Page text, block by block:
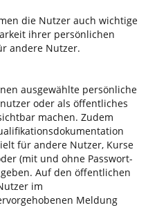
die Nutzer auch wichtige
ihrer persönlichen
andere Nutzer.
ausgewählte persönliche
oder als öffentliches
machen. Zudem
für andere Nutzer, Kurse
(mit und ohne Passwort-
Auf den öffentlichen
im
Meldung